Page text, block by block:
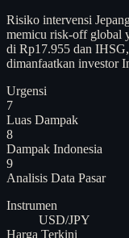
Risiko intervensi
memicu risk-off global
di Rp17.955 dan
dimanfaatkan investor
Urgensi
7
Luas Dampak
8
Dampak Indonesia
9
Analisis Data Pasar
Instrumen
USD/JPY
Harga Terkini